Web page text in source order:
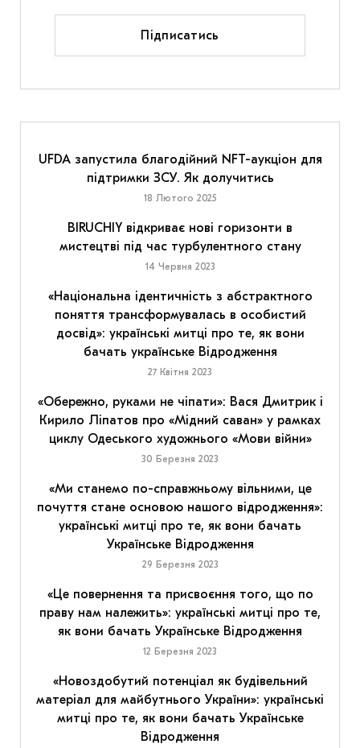
Підписатись
UFDA запустила благодійний NFT-аукціон для
підтримки ЗСУ. Як долучитись
18 Лютого 2025
BIRUCHIY відкриває нові горизонти в
мистецтві під час турбулентного стану
14 Червня 2023
«Національна ідентичність з абстрактного
поняття трансформувалась в особистий
досвід»: українські митці про те, як вони
бачать українське Відродження
27 Квітня 2023
«Обережно, руками не чіпати»: Вася Дмитрик і
Кирило Ліпатов про «Мідний саван» у рамках
циклу Одеського художнього «Мови війни»
30 Березня 2023
«Ми станемо по-справжньому вільними, це
почуття стане основою нашого відродження»:
українські митці про те, як вони бачать
Українське Відродження
29 Березня 2023
«Це повернення та присвоєння того, що по
праву нам належить»: українські митці про те,
як вони бачать Українське Відродження
12 Березня 2023
«Новоздобутий потенціал як будівельний
матеріал для майбутнього України»: українські
митці про те, як вони бачать Українське
Відродження